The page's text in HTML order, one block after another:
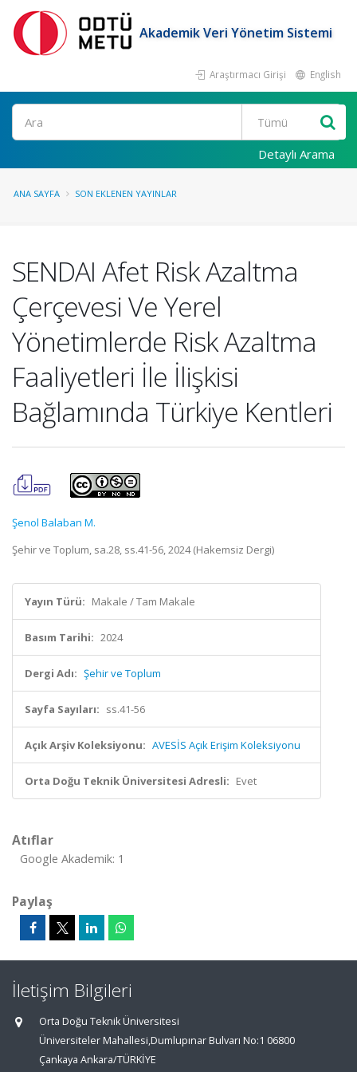
Akademik Veri Yönetim Sistemi
Araştırmacı Girişi English
Ara
Detaylı Arama
ANA SAYFA SON EKLENEN YAYINLAR
SENDAI Afet Risk Azaltma
Çerçevesi Ve Yerel
Yönetimlerde Risk Azaltma
Faaliyetleri İle İlişkisi
Bağlamında Türkiye Kentleri
Şenol Balaban M.
Şehir ve Toplum, sa.28, ss.41-56, 2024 (Hakemsiz Dergi)
Yayın Türü: Makale / Tam Makale
Basım Tarihi: 2024
Dergi Adı: Şehir ve Toplum
Sayfa Sayıları: ss.41-56
Açık Arşiv Koleksiyonu: AVESİS Açık Erişim Koleksiyonu
Orta Doğu Teknik Üniversitesi Adresli: Evet
Atıflar
Google Akademik: 1
Paylaş
İletişim Bilgileri
Orta Doğu Teknik Üniversitesi
Üniversiteler Mahallesi,Dumlupınar Bulvarı No:1 06800
Çankaya Ankara/TÜRKİYE